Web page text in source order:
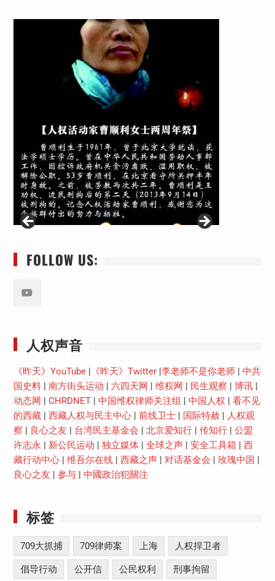
FOLLOW US:
人权声音
《昨天》YouTube| 《昨天》Twitter| 李老师不是你老师| 中共
国史料| 南方街头运动 六四天网 维权网 民生观察 博讯|
动态网
CHRDNET| 中国维权律师关注组 中国人权
看不见
的西藏| 西藏人权与民主中心| 前线卫士| 国际特赦
人权观
察
良心之友 台湾民主基金会 北京爱知行| 传知行| 公盟
许志永
新公民运动 独立媒体| 全球之声| 安全工具箱
西
藏行动中心| 维吾尔在线| 西藏之声| 对话基金会 玫瑰中国
良心之友
参与| 中國政治犯關注
标签
709大抓捕 709律师案 上海 人权捍卫者
倡导行动 公开信 公民权利 刑事拘留